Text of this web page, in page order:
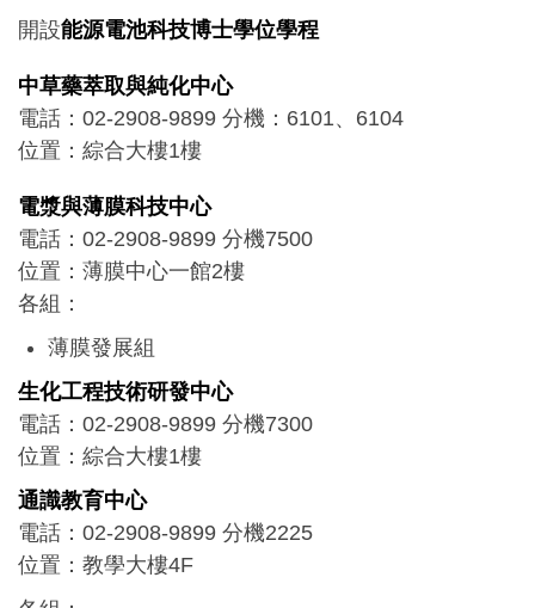
開設能源電池科技博士學位學程
中草藥萃取與純化中心
電話：02-2908-9899 分機：6101、6104
位置：綜合大樓1樓
電漿與薄膜科技中心
電話：02-2908-9899 分機7500
位置：薄膜中心一館2樓
各組：
薄膜發展組
產業服務組
開設 電漿與薄膜工程國際博士學位學程
生化工程技術研發中心
電話：02-2908-9899 分機7300
位置：綜合大樓1樓
通識教育中心
電話：02-2908-9899 分機2225
位置：教學大樓4F